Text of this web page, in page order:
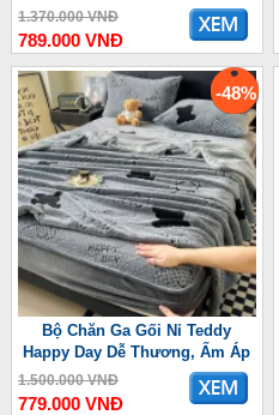
1.370.000 VNĐ
789.000 VNĐ
-48%
Bộ Chăn Ga Gối Nỉ Teddy
Happy Day Dễ Thương, Ấm Áp
1.500.000 VNĐ
779.000 VNĐ